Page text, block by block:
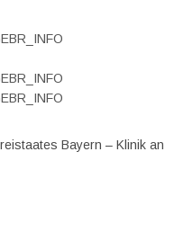
Bayern – Klinik an